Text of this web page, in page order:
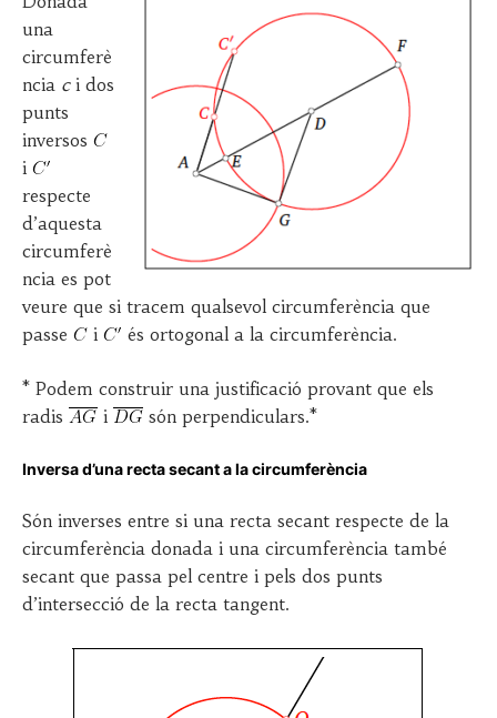
una
circumferè
ncia c i dos
punts
inversos
i
respecte
d’aquesta
circumferè
ncia es pot
veure que si tracem qualsevol circumferència que
passe
i és ortogonal a la circumferència.
* Podem construir una justificació provant que els
radis
i són perpendiculars.*
Inversa d’una recta secant a la circumferència
Són inverses entre si una recta secant respecte de la
circumferència donada i una circumferència també
secant que passa pel centre i pels dos punts
d’intersecció de la recta tangent.